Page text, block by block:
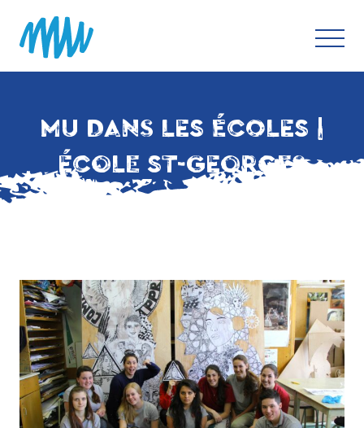
MU DANS LES ÉCOLES |
ÉCOLE ST-GEORGES